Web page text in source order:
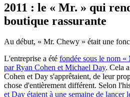
2011 : le « Mr. » qui
boutique rassurante
Au début, « Mr. Chewy » était une
L'entreprise a été fondée sous le nom
par Ryan Cohen et Michael Day. Cela
Cohen et Day s'apprêtaient, de leur
chose d'entièrement différent. Selon
et Day étaient à une semaine de